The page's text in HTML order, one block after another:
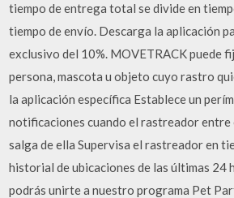
tiempo de entrega total se divide en
tiempo de envío. Descarga la aplicación
exclusivo del 10%. MOVETRACK puede
persona, mascota u objeto cuyo rastro
la aplicación específica Establece un
notificaciones cuando el rastreador entre
salga de ella Supervisa el rastreador en
historial de ubicaciones de las últimas 24
podrás unirte a nuestro programa Pet